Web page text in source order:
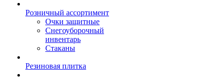
Розничный ассортимент
Очки защитные
Снегоуборочный
инвентарь
Стаканы
Резиновая плитка